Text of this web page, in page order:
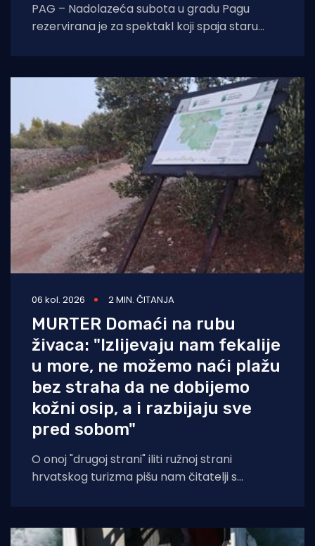
PAG – Nadolazeća subota u gradu Pagu
rezervirana je za spektakl koji spaja staru
06 kol. 2026 2 MIN. ČITANJA
MURTER Domaći na rubu
živaca: "Izlijevaju nam fekalije
u more, ne možemo naći plažu
bez straha da ne dobijemo
kožni osip, a i razbijaju sve
pred sobom"
O onoj "drugoj strani" iliti ružnoj strani
hrvatskog turizma pišu nam čitatelji s